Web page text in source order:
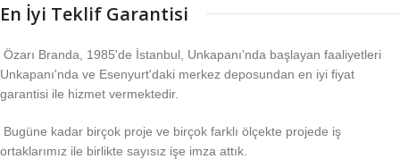
En İyi Teklif Garantisi
Özarı Branda, 1985'de İstanbul, Unkapanı'nda başlayan faaliyetleri
Unkapanı'nda ve Esenyurt'daki merkez deposundan en iyi fiyat
garantisi ile hizmet vermektedir.
Bugüne kadar birçok proje ve birçok farklı ölçekte projede iş
ortaklarımız ile birlikte sayısız işe imza attık.